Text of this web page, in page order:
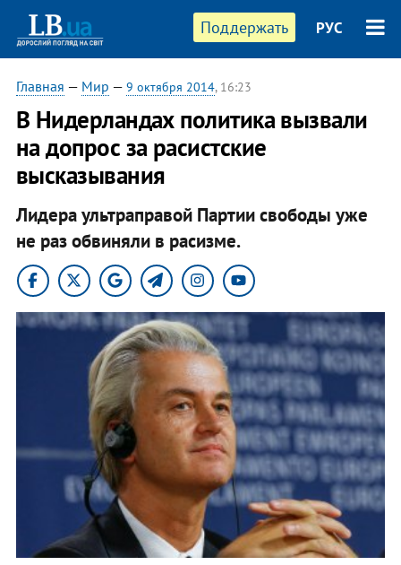
Поддержать РУС
Главная — Мир — 9 октября 2014, 16:23
В Нидерландах политика вызвали
на допрос за расистские
высказывания
Лидера ультраправой Партии свободы уже
не раз обвиняли в расизме.